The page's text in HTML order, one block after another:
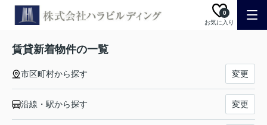
お気に入り
0
賃貸新着物件の一覧
市区町村から探す 変更
沿線・駅から探す 変更